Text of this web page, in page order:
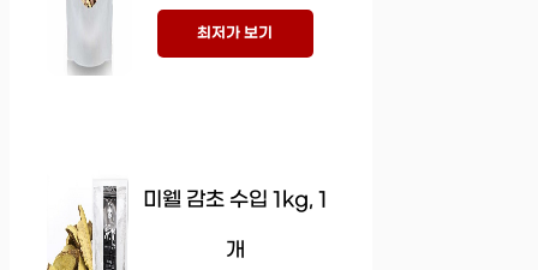
최저가 보기
미웰 감초 수입 1kg, 1
개